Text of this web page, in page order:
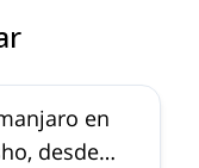
en
desde